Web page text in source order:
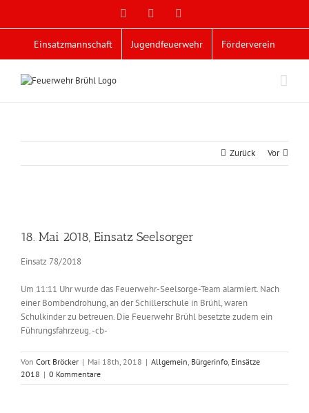
Facebook
Einsatzmannschaft Jugendfeuerwehr Förderverein
Zurück Vor
Bild
18. Mai 2018, Einsatz Seelsorger
Einsatz 78/2018
Um 11:11 Uhr wurde das Feuerwehr-Seelsorge-Team alarmiert. Nach
einer Bombendrohung, an der Schillerschule in Brühl, waren
Schulkinder zu betreuen. Die Feuerwehr Brühl besetzte zudem ein
Führungsfahrzeug. -cb-
Von Cort Bröcker | Mai 18th, 2018 | Allgemein, Bürgerinfo, Einsätze
2018 | 0 Kommentare